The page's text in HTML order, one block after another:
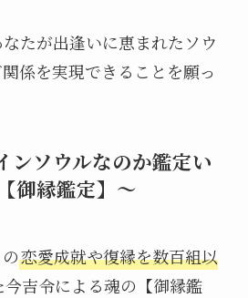
たが出逢いに恵まれたソウ
係を実現できることを願っ
ンソウルなのか鑑定い
御縁鑑定】〜
恋愛成就や復縁を数百組以
吉令による魂の【御縁鑑